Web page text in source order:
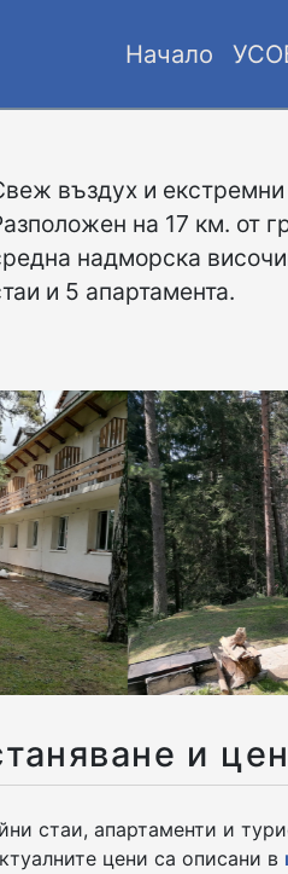
Начало
въздух и
на 17 км. от
надморска
и 5 апартамента.
и
стаи, апартаменти и
цени са описани в